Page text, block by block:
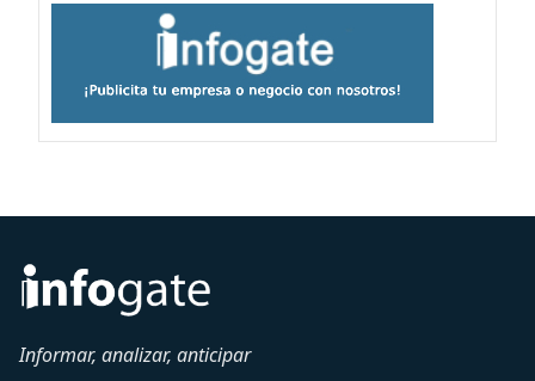
Informar, analizar, anticipar